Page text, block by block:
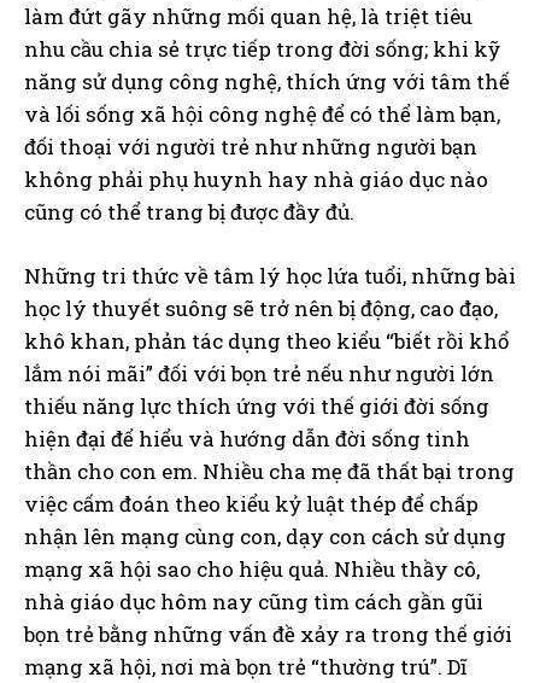
làm đứt gãy những mối quan hệ, là triệt tiêu
nhu cầu chia sẻ trực tiếp trong đời sống; khi kỹ
năng sử dụng công nghệ, thích ứng với tâm thế
và lối sống xã hội công nghệ để có thể làm bạn,
đối thoại với người trẻ như những người bạn
không phải phụ huynh hay nhà giáo dục nào
cũng có thể trang bị được đầy đủ.
Những tri thức về tâm lý học lứa tuổi, những bài
học lý thuyết suông sẽ trở nên bị động, cao đạo,
khô khan, phản tác dụng theo kiểu “biết rồi khổ
lắm nói mãi” đối với bọn trẻ nếu như người lớn
thiếu năng lực thích ứng với thế giới đời sống
hiện đại để hiểu và hướng dẫn đời sống tinh
thần cho con em. Nhiều cha mẹ đã thất bại trong
việc cấm đoán theo kiểu kỷ luật thép để chấp
nhận lên mạng cùng con, dạy con cách sử dụng
mạng xã hội sao cho hiệu quả. Nhiều thầy cô,
nhà giáo dục hôm nay cũng tìm cách gần gũi
bọn trẻ bằng những vấn đề xảy ra trong thế giới
mạng xã hội, nơi mà bọn trẻ “thường trú”. Dĩ